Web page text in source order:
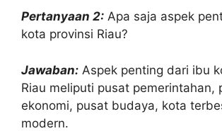
Pertanyaan 2: Apa saja aspek
kota provinsi Riau?
Jawaban: Aspek penting dari ibu
Riau meliputi pusat pemerintahan,
ekonomi, pusat budaya, kota
modern.